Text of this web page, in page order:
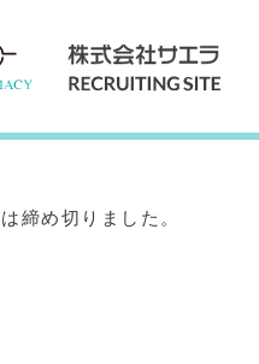
締め切りました。